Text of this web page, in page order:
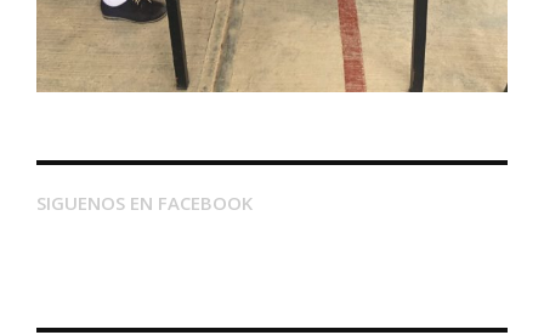
SIGUENOS EN FACEBOOK